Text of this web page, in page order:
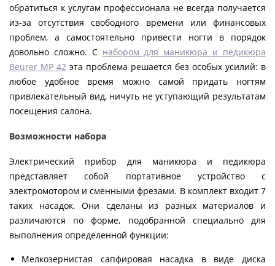
обратиться к услугам профессионала не всегда получается
из-за отсутствия свободного времени или финансовых
проблем, а самостоятельно привести ногти в порядок
довольно сложно. С набором для маникюра и педикюра
Beurer MP 42 эта проблема решается без особых усилий: в
любое удобное время можно самой придать ногтям
привлекательный вид, ничуть не уступающий результатам
посещения салона.
Возможности набора
Электрический прибор для маникюра и педикюра
представляет собой портативное устройство с
электромотором и сменными фрезами. В комплект входит 7
таких насадок. Они сделаны из разных материалов и
различаются по форме, подобранной специально для
выполнения определенной функции:
Мелкозернистая сапфировая насадка в виде диска